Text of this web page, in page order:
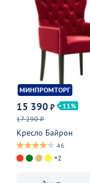
МИНПРОМТОРГ
15 390 ₽
11
17 290 ₽
Кресло Байрон
46
+2